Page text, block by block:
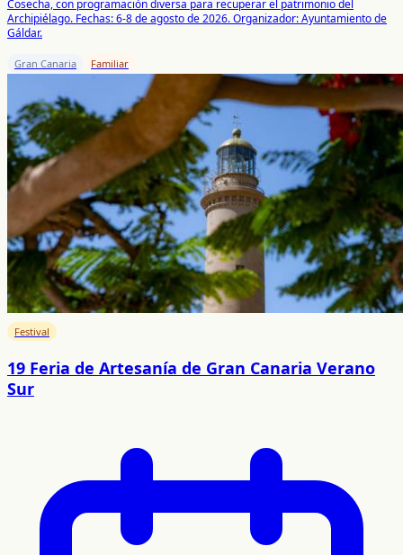
Cosecha, con programación diversa para recuperar el patrimonio del
Archipiélago. Fechas: 6-8 de agosto de 2026. Organizador: Ayuntamiento de
Gáldar.
Gran Canaria Familiar
Festival
19 Feria de Artesanía de Gran Canaria Verano
Sur